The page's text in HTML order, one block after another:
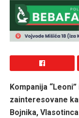
Kompanija
zainteresovane
Bojnika,